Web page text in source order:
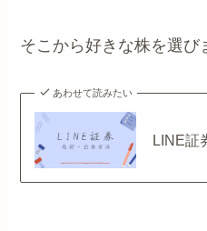
そこから好きな株を選び
あわせて読みたい
LINE証